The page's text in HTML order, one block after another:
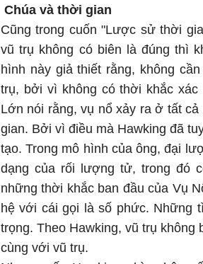
Chúa và thời gian
Cũng trong cuốn "Lược sử thời
vũ trụ không có biên là đúng thì
hình này giả thiết rằng, không
trụ, bởi vì không có thời khắc
Lớn nói rằng, vụ nổ xảy ra ở tất
gian. Bởi vì điều mà Hawking đã
tạo. Trong mô hình của ông, đại
dạng của rối lượng tử, trong đó
những thời khắc ban đầu của Vụ
hệ với cái gọi là số phức. Những
trọng. Theo Hawking, vũ trụ
cùng với vũ trụ.